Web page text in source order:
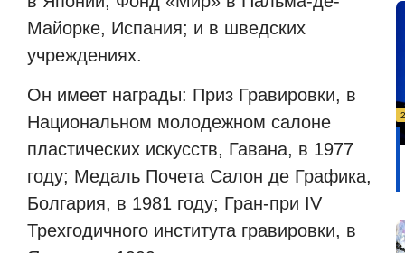
Майорке, Испания; и в шведских
учреждениях.
Он имеет награды: Приз Гравировки, в
Национальном молодежном салоне
пластических искусств, Гавана, в 1977
году; Медаль Почета Салон де Графика,
Болгария, в 1981 году; Гран-при IV
Трехгодичного института гравировки, в